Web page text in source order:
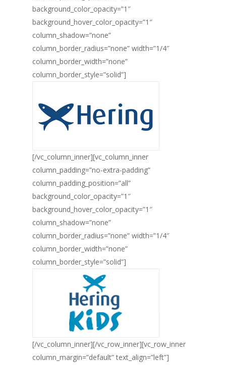
background_color_opacity=”1″
background_hover_color_opacity=”1″
column_shadow=”none”
column_border_radius=”none” width=”1/4″
column_border_width=”none”
column_border_style=”solid”]
[/vc_column_inner][vc_column_inner
column_padding=”no-extra-padding”
column_padding_position=”all”
background_color_opacity=”1″
background_hover_color_opacity=”1″
column_shadow=”none”
column_border_radius=”none” width=”1/4″
column_border_width=”none”
column_border_style=”solid”]
[/vc_column_inner][/vc_row_inner][vc_row_inner
column_margin=”default” text_align=”left”]